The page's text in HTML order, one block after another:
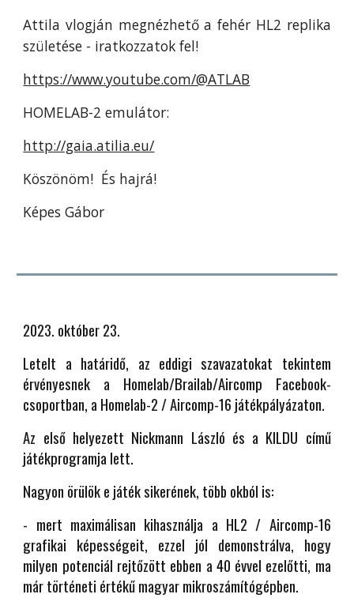
Attila vlogján megnézhető a fehér HL2 replika
születése - iratkozzatok fel!
https://www.youtube.com/@ATLAB
HOMELAB-2 emulátor:
http://gaia.atilia.eu/
Köszönöm! És hajrá!
Képes Gábor
2023. október 23.
Letelt a határidő, az eddigi szavazatokat tekintem
érvényesnek a Homelab/Brailab/Aircomp Facebook-
csoportban, a Homelab-2 / Aircomp-16 játékpályázaton.
Az első helyezett Nickmann László és a KILDU című
játékprogramja lett.
Nagyon örülök e játék sikerének, több okból is:
- mert maximálisan kihasználja a HL2 / Aircomp-16
grafikai képességeit, ezzel jól demonstrálva, hogy
milyen potenciál rejtőzött ebben a 40 évvel ezelőtti, ma
már történeti értékű magyar mikroszámítógépben.